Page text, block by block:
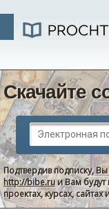
Скачайте
Подтвердив подписку,
http://bibe.ruи Вам будут
проектах, курсах,